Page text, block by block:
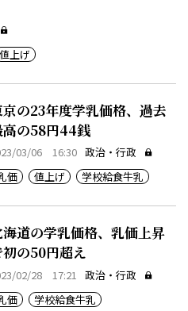
値上げ
京の23年度学乳価格、過去
高の58円44銭
03/06 16:30 政治・行政
価
値上げ 学校給食牛乳
道の学乳価格、乳価上昇
初の50円超え
02/28 17:21 政治・行政
価
学校給食牛乳